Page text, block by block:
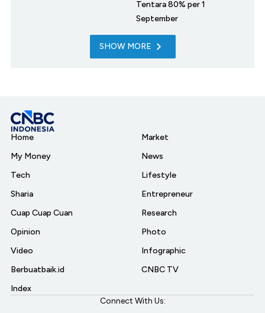
Tentara 80% per 1
September
SHOW MORE
Home
My Money
Tech
Sharia
Cuap Cuap Cuan
Opinion
Video
Berbuatbaik.id
Index
Market
News
Lifestyle
Entrepreneur
Research
Photo
Infographic
CNBC TV
Connect With Us: